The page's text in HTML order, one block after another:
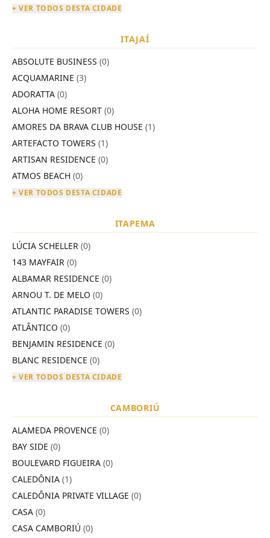
+ VER TODOS DESTA CIDADE
ITAJAÍ
ABSOLUTE BUSINESS (0)
ACQUAMARINE (3)
ADORATTA (0)
ALOHA HOME RESORT (0)
AMORES DA BRAVA CLUB HOUSE (1)
ARTEFACTO TOWERS (1)
ARTISAN RESIDENCE (0)
ATMOS BEACH (0)
+ VER TODOS DESTA CIDADE
ITAPEMA
LÚCIA SCHELLER (0)
143 MAYFAIR (0)
ALBAMAR RESIDENCE (0)
ARNOU T. DE MELO (0)
ATLANTIC PARADISE TOWERS (0)
ATLÂNTICO (0)
BENJAMIN RESIDENCE (0)
BLANC RESIDENCE (0)
+ VER TODOS DESTA CIDADE
CAMBORIÚ
ALAMEDA PROVENCE (0)
BAY SIDE (0)
BOULEVARD FIGUEIRA (0)
CALEDÔNIA (1)
CALEDÔNIA PRIVATE VILLAGE (0)
CASA (0)
CASA CAMBORIÚ (0)